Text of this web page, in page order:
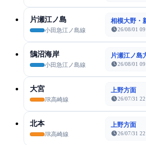
片瀬江ノ島
小田急江ノ島線
相模大野・
26/08/01
鵠沼海岸
小田急江ノ島線
片瀬江ノ島
26/08/01
大宮
JR高崎線
上野方面
26/07/31
北本
JR高崎線
上野方面
26/07/31